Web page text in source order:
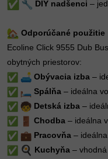
DIY nadšenci –
Odporúčané použitie
Ecoline Click 9555 Dub
obytných priestorov:
Obývacia izba –
Spálňa – ideálna
Detská izba –
Chodba – ideálna
Pracovňa –
Kuchyňa –